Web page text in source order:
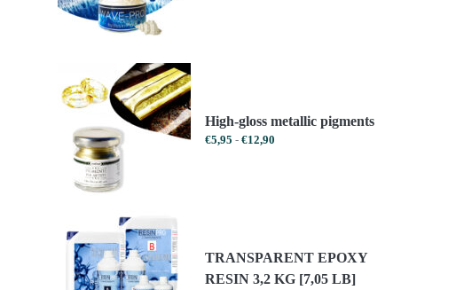
High-gloss metallic pigments
€5,95 - €12,90Prijsklasse:
TRANSPARENT EPOXY
RESIN 3,2 KG [7,05 LB]